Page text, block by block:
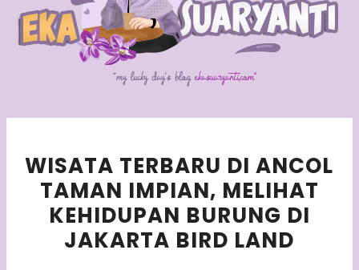
WISATA TERBARU DI ANCOL
TAMAN IMPIAN, MELIHAT
KEHIDUPAN BURUNG DI
JAKARTA BIRD LAND